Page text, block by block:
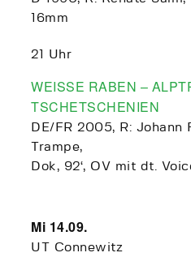
16mm
21 Uhr
WEISSE RABEN –
TSCHETSCHENIEN
DE/FR 2005, R: Johann
Trampe,
Dok, 92‘, OV mit dt.
Mi 14.09.
UT Connewitz